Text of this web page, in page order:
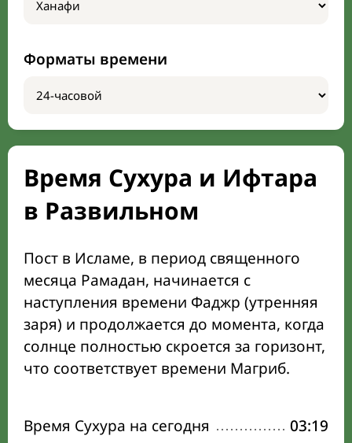
Форматы времени
Время Сухура и Ифтара
в Развильном
Пост в Исламе, в период священного
месяца Рамадан, начинается с
наступления времени Фаджр (утренняя
заря) и продолжается до момента, когда
солнце полностью скроется за горизонт,
что соответствует времени Магриб.
Время Сухура на сегодня 03:19